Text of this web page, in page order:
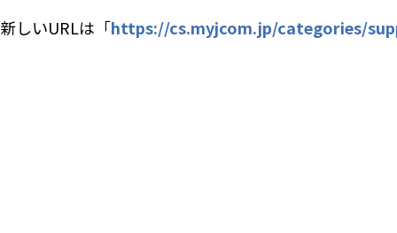
新しいURLは「​https://cs.myjcom.jp/categories/